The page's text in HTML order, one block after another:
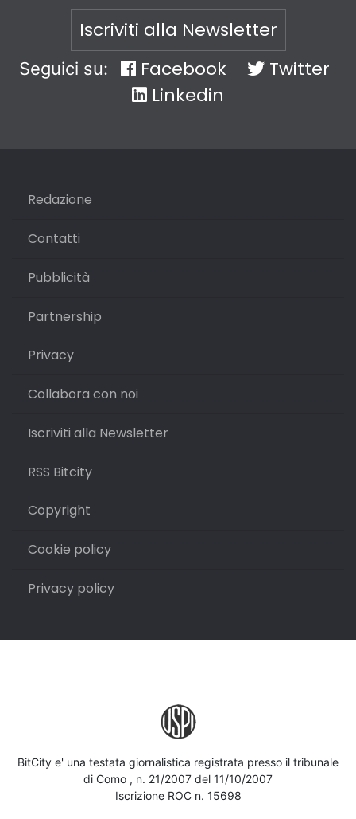
Iscriviti alla Newsletter
Seguici su: Facebook
Twitter
Linkedin
Redazione
Contatti
Pubblicità
Partnership
Privacy
Collabora con noi
Iscriviti alla Newsletter
RSS Bitcity
Copyright
Cookie policy
Privacy policy
BitCity e' una testata giornalistica registrata presso il tribunale
di Como , n. 21/2007 del 11/10/2007
Iscrizione ROC n. 15698